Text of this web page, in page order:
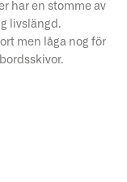
har en stomme av
livslängd.
men låga nog för